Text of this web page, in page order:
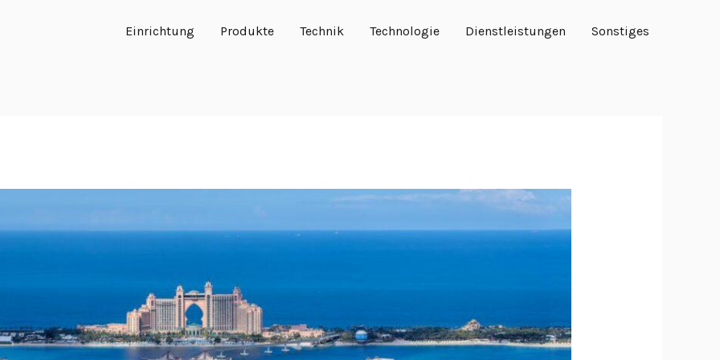
Einrichtung Produkte Technik Technologie Dienstleistungen Sonstiges